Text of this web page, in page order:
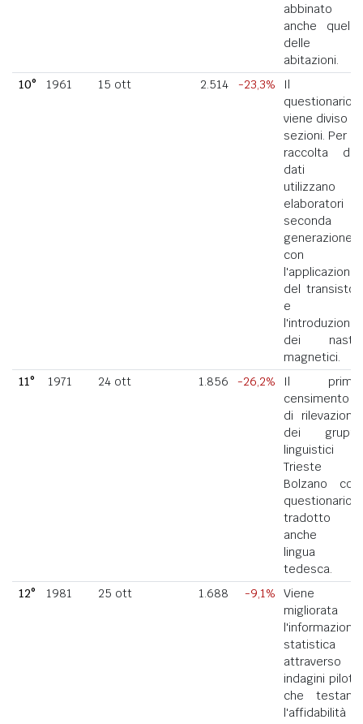
abbinato
anche quello
delle
abitazioni.
10°
1961 15 ott 2.514 -23,3%
Il
questionario
viene diviso in
sezioni. Per la
raccolta dei
dati si
utilizzano
elaboratori di
seconda
generazione
con
l'applicazione
del transistor
e
l'introduzione
dei nastri
magnetici.
11°
1971 24 ott 1.856 -26,2%
Il primo
censimento
di rilevazione
dei gruppi
linguistici di
Trieste e
Bolzano con
questionario
tradotto
anche in
lingua
tedesca.
12°
1981 25 ott 1.688 -9,1%
Viene
migliorata
l'informazione
statistica
attraverso
indagini pilota
che testano
l'affidabilità